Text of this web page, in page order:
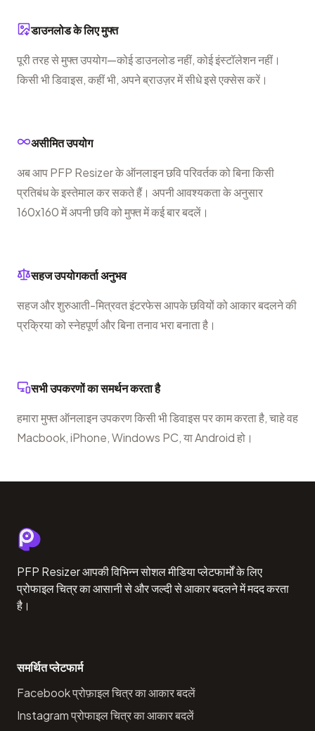
डाउनलोड के लिए मुफ्त
पूरी तरह से मुफ्त उपयोग—कोई डाउनलोड नहीं, कोई इंस्टॉलेशन नहीं।
किसी भी डिवाइस, कहीं भी, अपने ब्राउज़र में सीधे इसे एक्सेस करें।
असीमित उपयोग
अब आप PFP Resizer के ऑनलाइन छवि परिवर्तक को बिना किसी
प्रतिबंध के इस्तेमाल कर सकते हैं। अपनी आवश्यकता के अनुसार
160x160 में अपनी छवि को मुफ्त में कई बार बदलें।
सहज उपयोगकर्ता अनुभव
सहज और शुरुआती-मित्रवत इंटरफेस आपके छवियों को आकार बदलने की
प्रक्रिया को स्नेहपूर्ण और बिना तनाव भरा बनाता है।
सभी उपकरणों का समर्थन करता है
हमारा मुफ्त ऑनलाइन उपकरण किसी भी डिवाइस पर काम करता है, चाहे वह
Macbook, iPhone, Windows PC, या Android हो।
PFP Resizer आपकी विभिन्न सोशल मीडिया प्लेटफार्मों के लिए
प्रोफाइल चित्र का आसानी से और जल्दी से आकार बदलने में मदद करता
है।
समर्थित प्लेटफार्म
Facebook प्रोफ़ाइल चित्र का आकार बदलें
Instagram प्रोफाइल चित्र का आकार बदलें